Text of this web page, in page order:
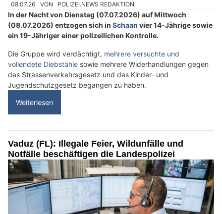
08.07.26 VON POLIZEI.NEWS REDAKTION
In der Nacht von Dienstag (07.07.2026) auf Mittwoch
(08.07.2026) entzogen sich in Schaan vier 14-Jährige sowie
ein 19-Jähriger einer polizeilichen Kontrolle.
Die Gruppe wird verdächtigt, mehrere versuchte und
vollendete Diebstähle sowie mehrere Widerhandlungen gegen
das Strassenverkehrsgesetz und das Kinder- und
Jugendschutzgesetz begangen zu haben.
Weiterlesen
Vaduz (FL): Illegale Feier, Wildunfälle und
Notfälle beschäftigen die Landespolizei